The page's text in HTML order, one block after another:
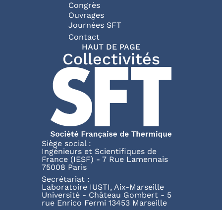
Congrès
Ouvrages
Journées SFT
Pied de page
Contact
HAUT DE PAGE
Collectivités
Siège social :
Ingénieurs et Scientifiques de
France (IESF) - 7 Rue Lamennais
75008 Paris
Secrétariat :
Laboratoire IUSTI, Aix-Marseille
Université - Château Gombert - 5
rue Enrico Fermi 13453 Marseille